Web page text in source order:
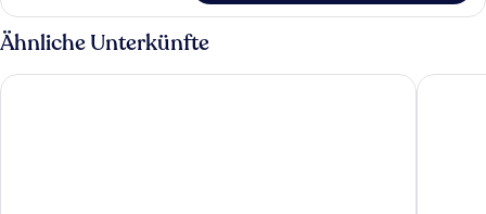
Zimmer
Ähnliche Unterkünfte
Costa Sol Pousada Namoa